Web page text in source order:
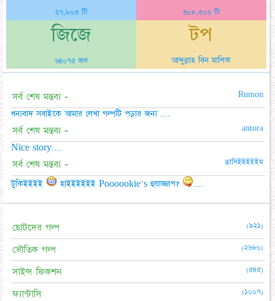
২৭,৮০৩ টি ৩০৮,৫০৬ টি
জিজে
৬৪০৭৫ জন
টপ
আব্দুল্লাহ বিন মালিক
সর্ব শেষ মন্তব্য - Rumon
ধন্যবাদ সবাইকে আমার লেখা গল্পটি পড়ার জন্য ....
সর্ব শেষ মন্তব্য - antora
Nice story....
সর্ব শেষ মন্তব্য - তানিইইইইইম
টুকিইইইই হাইইইইইই Poooookie's হুয়াজ্জাপ? ....
ছোটদের গল্প (৯২১)
ভৌতিক গল্প (২৬৮০)
সাইন্স ফিকশন (৫৪৫)
ফ্যান্টাসি (১০০৭)